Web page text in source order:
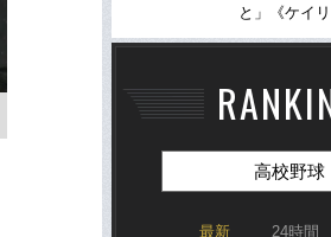
と」《ケイ
高校野球
最新 24時間